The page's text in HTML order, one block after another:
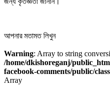
আপনার মতামত লিখুন
Warning: Array to string
/home/dkishoreganj/
facebook-comments/public/
Array